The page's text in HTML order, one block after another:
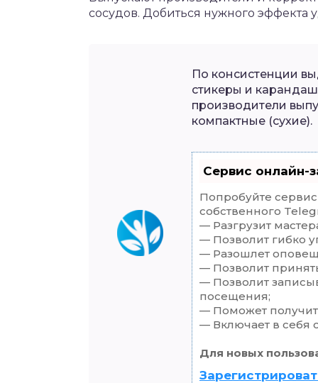
сосудов. Добиться нужного эффекта
По консистенции
стикеры и
производители
компактные (сухие).
Сервис онлайн-
Попробуйте
собственного
— Разгрузит
— Позволит гибко
— Разошлет
— Позволит
— Позволит
посещения;
— Поможет
— Включает в себя
Для новых